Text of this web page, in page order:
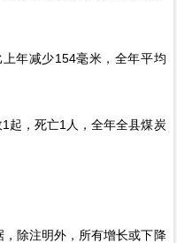
年减少154毫米，全年平均
，死亡1人，全年全县煤炭
除注明外，所有增长或下降